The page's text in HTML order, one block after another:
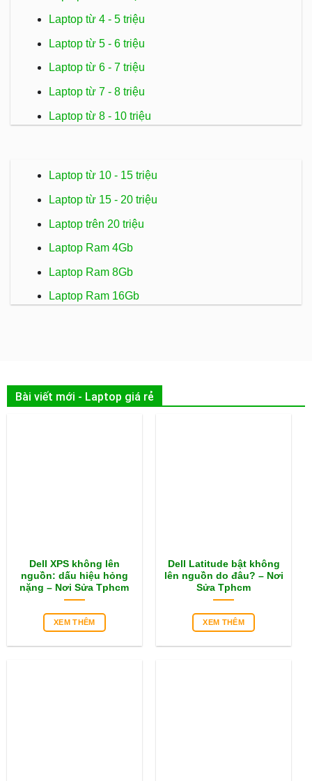
Laptop từ 4 - 5 triệu
Laptop từ 5 - 6 triệu
Laptop từ 6 - 7 triệu
Laptop từ 7 - 8 triệu
Laptop từ 8 - 10 triệu
Laptop từ 10 - 15 triệu
Laptop từ 15 - 20 triệu
Laptop trên 20 triệu
Laptop Ram 4Gb
Laptop Ram 8Gb
Laptop Ram 16Gb
Bài viết mới - Laptop giá rẻ
Dell XPS không lên
nguồn: dấu hiệu hỏng
nặng – Nơi Sửa Tphcm
XEM THÊM
Dell Latitude bật không
lên nguồn do đâu? – Nơi
Sửa Tphcm
XEM THÊM